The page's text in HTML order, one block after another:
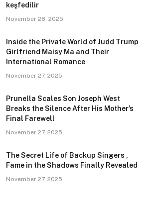
keşfedilir
November 28, 2025
Inside the Private World of Judd Trump
Girlfriend Maisy Ma and Their
International Romance
November 27, 2025
Prunella Scales Son Joseph West
Breaks the Silence After His Mother’s
Final Farewell
November 27, 2025
The Secret Life of Backup Singers ,
Fame in the Shadows Finally Revealed
November 27, 2025